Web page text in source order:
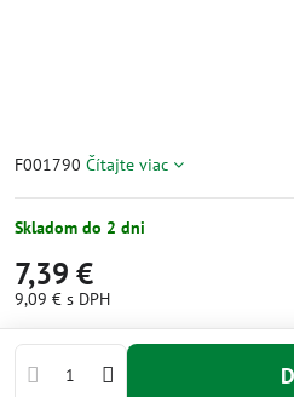
F001790 Čítajte viac
Skladom do 2 dni
7,39 €
9,09 € s DPH